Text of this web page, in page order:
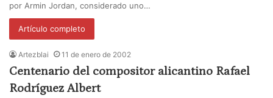
por Armin Jordan, considerado uno…
Artículo completo
Artezblai 11 de enero de 2002
Centenario del compositor alicantino Rafael
Rodríguez Albert